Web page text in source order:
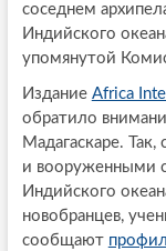
соседнем
Индийского
упомянутой
Издание Africa
обратило
Мадагаскаре.
и вооруженными
Индийского
новобранцев,
сообщают